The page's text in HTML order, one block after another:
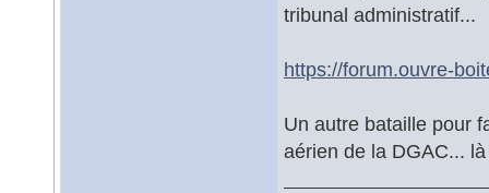
tribunal administratif...
https://forum.ouvre-
Un autre bataille pour
aérien de la DGAC...